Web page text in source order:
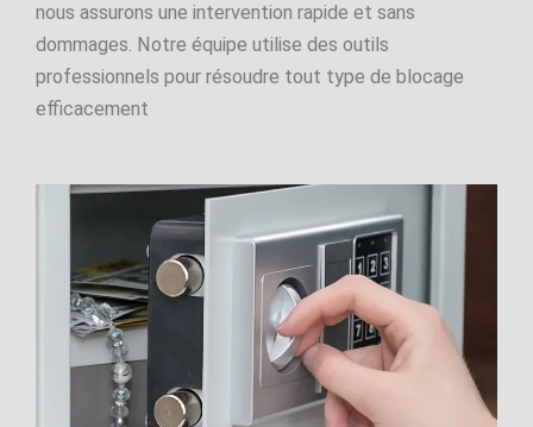
nous assurons une intervention rapide et sans
dommages. Notre équipe utilise des outils
professionnels pour résoudre tout type de blocage
efficacement